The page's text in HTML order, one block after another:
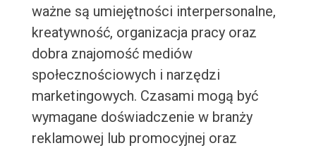
ważne są umiejętności interpersonalne,
kreatywność, organizacja pracy oraz
dobra znajomość mediów
społecznościowych i narzędzi
marketingowych. Czasami mogą być
wymagane doświadczenie w branży
reklamowej lub promocyjnej oraz